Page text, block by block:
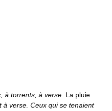
à torrents, à verse. La pluie
à verse. Ceux qui se tenaient